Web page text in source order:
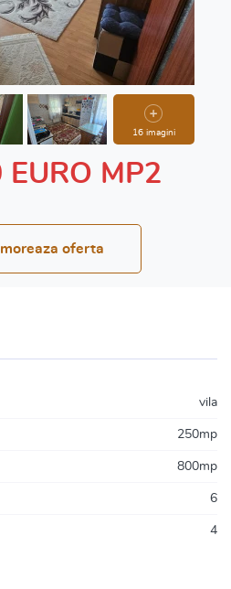
16 imagini
MP2
oferta
vila
250mp
800mp
6
4